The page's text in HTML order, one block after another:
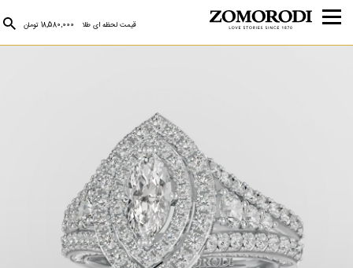
قیمت لحظه ای طلا 18,580,000 تومان